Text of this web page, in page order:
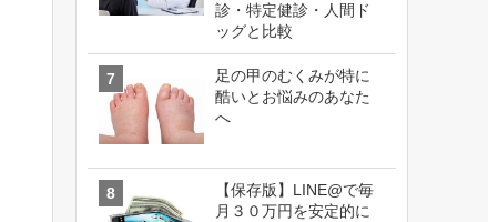
診・特定健診・人間ド
ッグと比較
足の甲のむくみが特に
酷いとお悩みのあなた
へ
【保存版】LINE@で毎
月３０万円を安定的に